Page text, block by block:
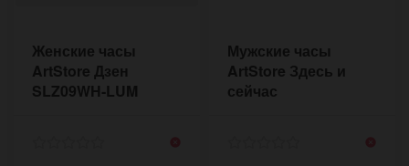
Женские часы
ArtStore Дзен
SLZ09WH-LUM
Мужские часы
ArtStore Здесь и
сейчас